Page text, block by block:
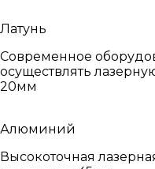
Латунь
Современное
осуществлять
20мм
Алюминий
Высокоточная